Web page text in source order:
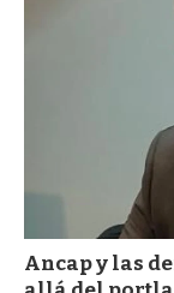
Ancap y las